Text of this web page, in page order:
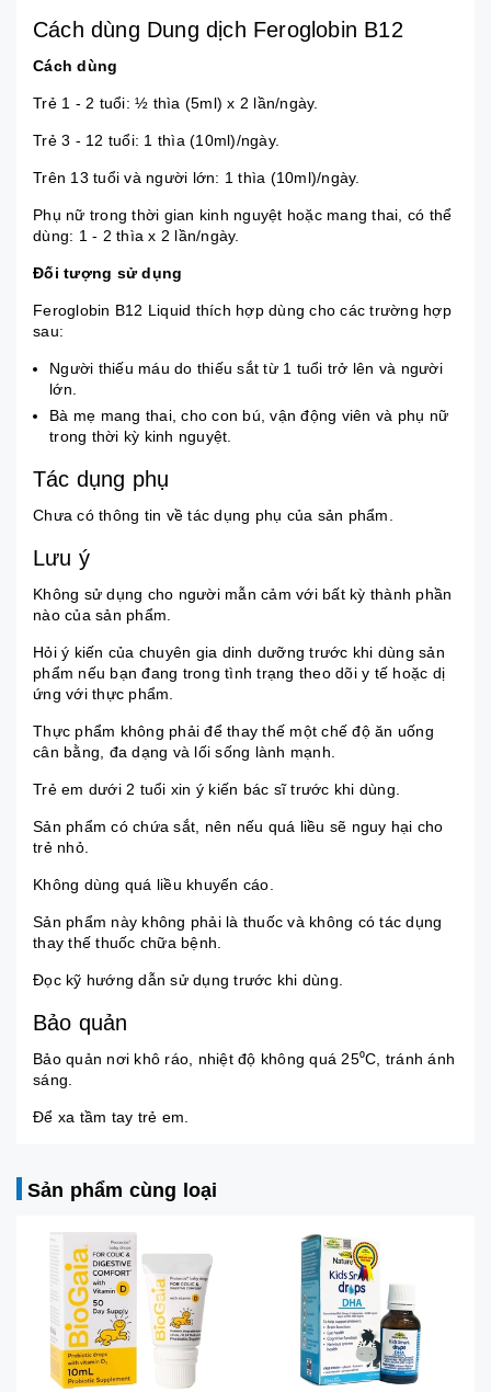
Cách dùng Dung dịch Feroglobin B12
Cách dùng
Trẻ 1 - 2 tuổi: ½ thìa (5ml) x 2 lần/ngày.
Trẻ 3 - 12 tuổi: 1 thìa (10ml)/ngày.
Trên 13 tuổi và người lớn: 1 thìa (10ml)/ngày.
Phụ nữ trong thời gian kinh nguyệt hoặc mang thai, có thể
dùng: 1 - 2 thìa x 2 lần/ngày.
Đối tượng sử dụng
Feroglobin B12 Liquid thích hợp dùng cho các trường hợp
sau:
Người thiếu máu do thiếu sắt từ 1 tuổi trở lên và người
lớn.
Bà mẹ mang thai, cho con bú, vận động viên và phụ nữ
trong thời kỳ kinh nguyệt.
Tác dụng phụ
Chưa có thông tin về tác dụng phụ của sản phẩm.
Lưu ý
Không sử dụng cho người mẫn cảm với bất kỳ thành phần
nào của sản phẩm.
Hỏi ý kiến của chuyên gia dinh dưỡng trước khi dùng sản
phẩm nếu bạn đang trong tình trạng theo dõi y tế hoặc dị
ứng với thực phẩm.
Thực phẩm không phải để thay thế một chế độ ăn uống
cân bằng, đa dạng và lối sống lành mạnh.
Trẻ em dưới 2 tuổi xin ý kiến bác sĩ trước khi dùng.
Sản phẩm có chứa sắt, nên nếu quá liều sẽ nguy hại cho
trẻ nhỏ.
Không dùng quá liều khuyến cáo.
Sản phẩm này không phải là thuốc và không có tác dụng
thay thế thuốc chữa bệnh.
Đọc kỹ hướng dẫn sử dụng trước khi dùng.
Bảo quản
Bảo quản nơi khô ráo, nhiệt độ không quá 25⁰C, tránh ánh
sáng.
Để xa tầm tay trẻ em.
Sản phẩm cùng loại